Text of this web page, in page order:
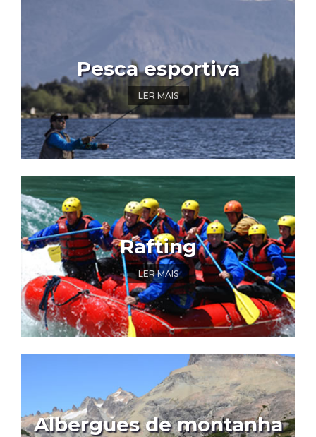
Pesca esportiva
LER MAIS
Rafting
LER MAIS
Albergues de montanha